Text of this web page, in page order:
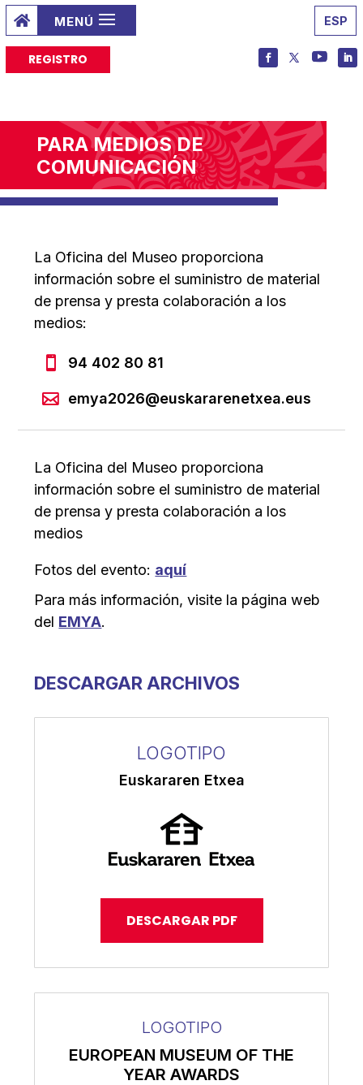
 ESP
REGISTRO
PARA MEDIOS DE
COMUNICACIÓN
La Oficina del Museo proporciona
información sobre el suministro de material
de prensa y presta colaboración a los
medios:
94 402 80 81
emya2026@euskararenetxea.eus
La Oficina del Museo proporciona
información sobre el suministro de material
de prensa y presta colaboración a los
medios
Fotos del evento: aquí
Para más información, visite la página web
del EMYA.
DESCARGAR ARCHIVOS
LOGOTIPO
Euskararen Etxea
DESCARGAR PDF
LOGOTIPO
EUROPEAN MUSEUM OF THE
YEAR AWARDS